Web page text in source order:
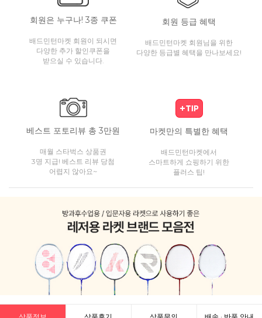
회원은 누구나! 3종 쿠폰
배드민턴마켓 회원이 되시면
다양한 추가 할인쿠폰을
받으실 수 있습니다.
회원 등급 혜택
배드민턴마켓 회원님을 위한
다양한 등급별 혜택을 만나보세요!
베스트 포토리뷰 총 3만원
매월 스타벅스 상품권
3명 지급! 베스트 리뷰 당첨
어렵지 않아요~
마켓만의 특별한 혜택
배드민턴마켓에서
스마트하게 쇼핑하기 위한
플러스 팁!